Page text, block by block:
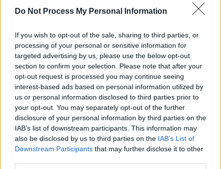
Do Not Process My Personal Information
If you wish to opt-out of the sale, sharing to third parties, or
processing of your personal or sensitive information for
targeted advertising by us, please use the below opt-out
section to confirm your selection. Please note that after your
opt-out request is processed you may continue seeing
interest-based ads based on personal information utilized by
us or personal information disclosed to third parties prior to
your opt-out. You may separately opt-out of the further
disclosure of your personal information by third parties on the
IAB’s list of downstream participants. This information may
also be disclosed by us to third parties on the IAB’s List of
Downstream Participants that may further disclose it to other
*Institutul “Matei Balș” nu mai are paturi
mai mare spital de boli infecțioase din țară nu
mai face internări
ad